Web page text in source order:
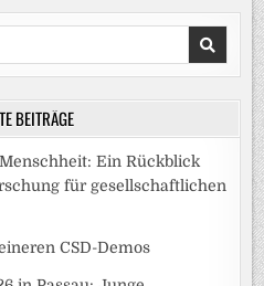
BEITRÄGE
Ein Rückblick
für gesellschaftlichen
CSD-Demos